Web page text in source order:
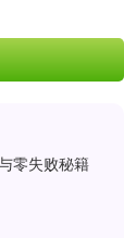
零失败秘籍